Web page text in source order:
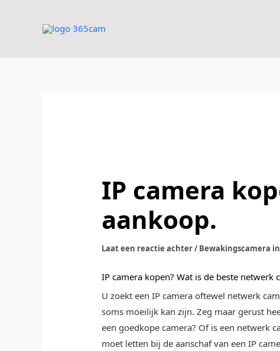
IP camera
aankoop.
Laat een reactie achter/ Bewakingscamera
IP camera kopen? Wat is de beste netwerk
U zoekt een IP camera oftewel netwerk
soms moeilijk kan zijn. Zeg maar gerust
een goedkope camera? Of is een netwerk
moet letten bij de aanschaf van een IP